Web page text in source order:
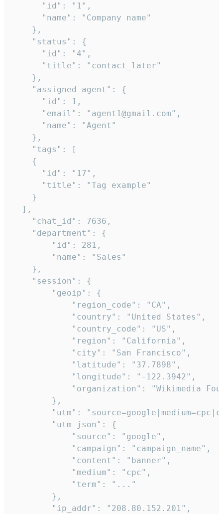
      "id": "1",
      "name": "Company name"
    },
    "status": {
      "id": "4",
      "title": "contact_later"
    },
    "assigned_agent": {
      "id": 1,
      "email": "agent1@gmail.com",
      "name": "Agent"
    },
    "tags": [
    {
      "id": "17",
      "title": "Tag example"
    }
  ],
    "chat_id": 7636,
    "department": {
        "id": 281,
        "name": "Sales"
    },
    "session": {
        "geoip": {
            "region_code": "CA",
            "country": "United States",
            "country_code": "US",
            "region": "California",
            "city": "San Francisco",
            "latitude": "37.7898",
            "longitude": "-122.3942",
"organization": "Wikimedia
        },
"utm":
        "utm_json": {
            "source": "google",
            "campaign": "campaign_name",
            "content": "banner",
            "medium": "cpc",
            "term": "..."
        },
        "ip_addr": "208.80.152.201",